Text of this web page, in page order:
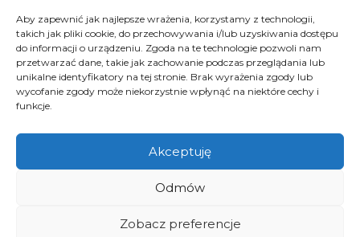
Aby zapewnić jak najlepsze wrażenia, korzystamy z technologii,
takich jak pliki cookie, do przechowywania i/lub uzyskiwania dostępu
do informacji o urządzeniu. Zgoda na te technologie pozwoli nam
przetwarzać dane, takie jak zachowanie podczas przeglądania lub
unikalne identyfikatory na tej stronie. Brak wyrażenia zgody lub
wycofanie zgody może niekorzystnie wpłynąć na niektóre cechy i
funkcje.
Akceptuję
Odmów
Zobacz preferencje
czyszczenie posadzek Warszawa,
czyszczenie posadzek Łódź,
czyszczenie posadzek Poznań,
czyszczenie posadzek Katowice,
czyszczenia obiektów, polimeryzacja posadzek.
piotrkow.pl